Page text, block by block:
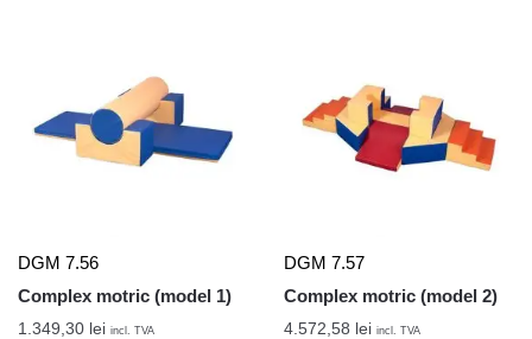
DGM 7.56
Complex motric (model 1)
1.349,30 lei incl. TVA
DGM 7.57
Complex motric (model 2)
4.572,58 lei incl. TVA